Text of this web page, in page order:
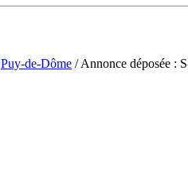
Puy-de-Dôme / Annonce déposée :